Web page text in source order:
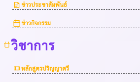
ข่าวประชาสัมพันธ์
ข่าวกิจกรรม
วิชาการ
หลักสูตรปริญญาตรี